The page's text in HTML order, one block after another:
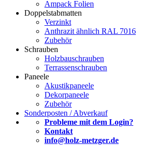
Ampack Folien
Doppelstabmatten
Verzinkt
Anthrazit ähnlich RAL 7016
Zubehör
Schrauben
Holzbauschrauben
Terrassenschrauben
Paneele
Akustikpaneele
Dekorpaneele
Zubehör
Sonderposten / Abverkauf
Probleme mit dem Login?
Kontakt
info@holz-metzger.de